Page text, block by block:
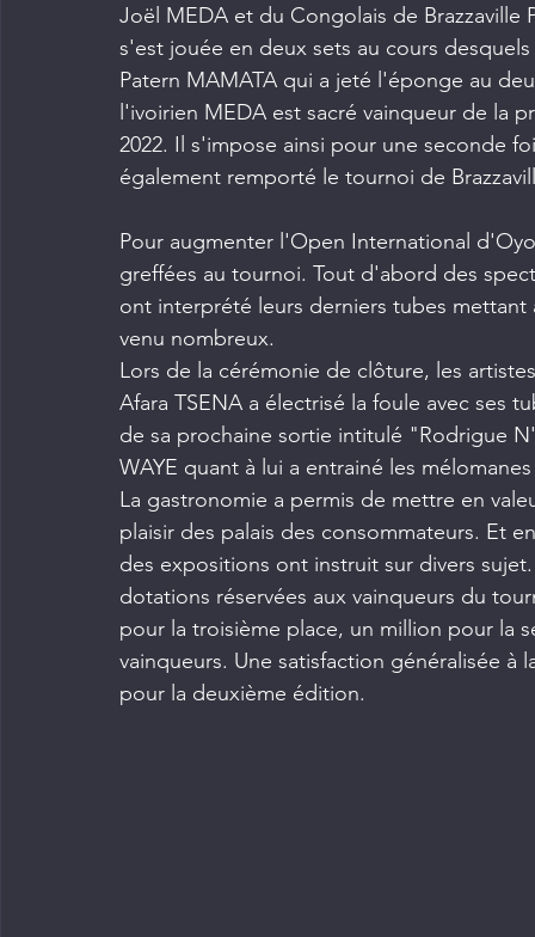
Joël MEDA et du Congolais de
s'est jouée en deux sets au cours
Patern MAMATA qui a jeté l'éponge au
l'ivoirien MEDA est sacré vainqueur de
2022. Il s'impose ainsi pour une seconde
également remporté le tournoi de
Pour augmenter l'Open International
greffées au tournoi. Tout d'abord des
ont interprété leurs derniers tubes
venu nombreux.
Lors de la cérémonie de clôture, les
Afara TSENA a électrisé la foule avec ses
de sa prochaine sortie intitulé "Rodrigue
WAYE quant à lui a entrainé les
La gastronomie a permis de mettre en
plaisir des palais des consommateurs. Et
des expositions ont instruit sur divers
dotations réservées aux vainqueurs du
pour la troisième place, un million pour la
vainqueurs. Une satisfaction généralisée
pour la deuxième édition.